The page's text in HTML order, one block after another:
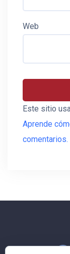
Web
Este sitio
Aprende
comentarios.